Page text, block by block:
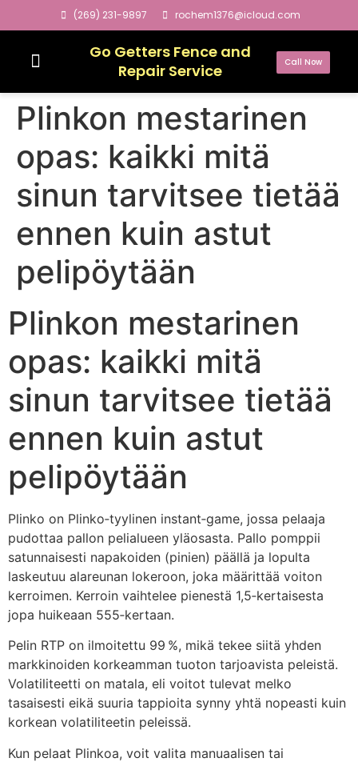
(269) 231-9897 rochem1376@icloud.com
Go Getters Fence and
Repair Service
Call Now
Plinkon mestarinen
opas: kaikki mitä
sinun tarvitsee tietää
ennen kuin astut
pelipöytään
Plinkon mestarinen
opas: kaikki mitä
sinun tarvitsee tietää
ennen kuin astut
pelipöytään
Plinko on Plinko‑tyylinen instant‑game, jossa pelaaja
pudottaa pallon pelialueen yläosasta. Pallo pomppii
satunnaisesti napakoiden (pinien) päällä ja lopulta
laskeutuu alareunan lokeroon, joka määrittää voiton
kerroimen. Kerroin vaihtelee pienestä 1,5‑kertaisesta
jopa huikeaan 555‑kertaan.
Pelin RTP on ilmoitettu 99 %, mikä tekee siitä yhden
markkinoiden korkeamman tuoton tarjoavista peleistä.
Volatiliteetti on matala, eli voitot tulevat melko
tasaisesti eikä suuria tappioita synny yhtä nopeasti kuin
korkean volatiliteetin peleissä.
Kun pelaat Plinkoa, voit valita manuaalisen tai